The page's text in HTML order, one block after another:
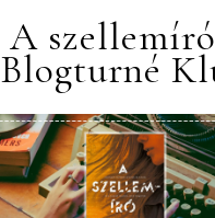
A
Blogturné